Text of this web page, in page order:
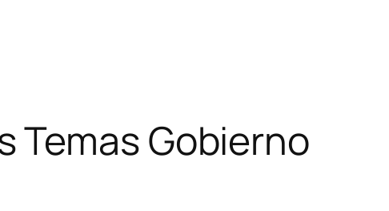
Temas Gobierno